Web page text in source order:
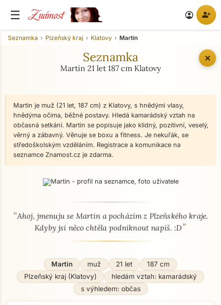
☰ Známost account_circle person_add
✕
Seznamka Plzeňský kraj Klatovy Martin
Seznamka
Martin 21 let 187 cm Klatovy
Martin je muž (21 let, 187 cm) z Klatovy, s hnědými vlasy,
hnědýma očima, běžné postavy. Hledá kamarádský vztah na
občasná setkání. Martin se popisuje jako klidný, pozitivní, veselý,
věrný a zábavný. Věnuje se boxu a fitness. Je nekuřák, se
středoškolským vzděláním. Registrace a komunikace na
seznamce Znamost.cz je zdarma.
O mně - seznamka profil
“Ahoj, jmenuju se Martin a pocházím z Plzeňského kraje.
Kdyby jsi něco chtěla podniknout napiš. :D”
Martin muž 21 let
187 cm
Plzeňský kraj (Klatovy)
hledám vztah: kamarádský
s výhledem: občas